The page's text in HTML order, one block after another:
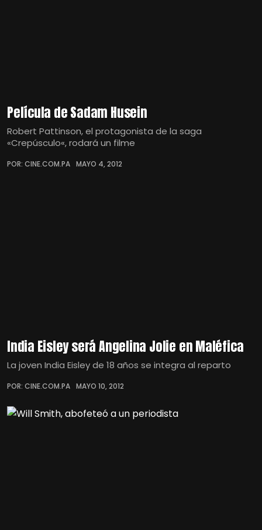
Película de Sadam Husein
Robert Pattinson, el protagonista de la saga
«Crepúsculo«, rodará un filme
POR: CINE.COM.PA MAYO 4, 2012
India Eisley será Angelina Jolie en Maléfica
La joven India Eisley de 18 años se integra al reparto
POR: CINE.COM.PA MAYO 10, 2012